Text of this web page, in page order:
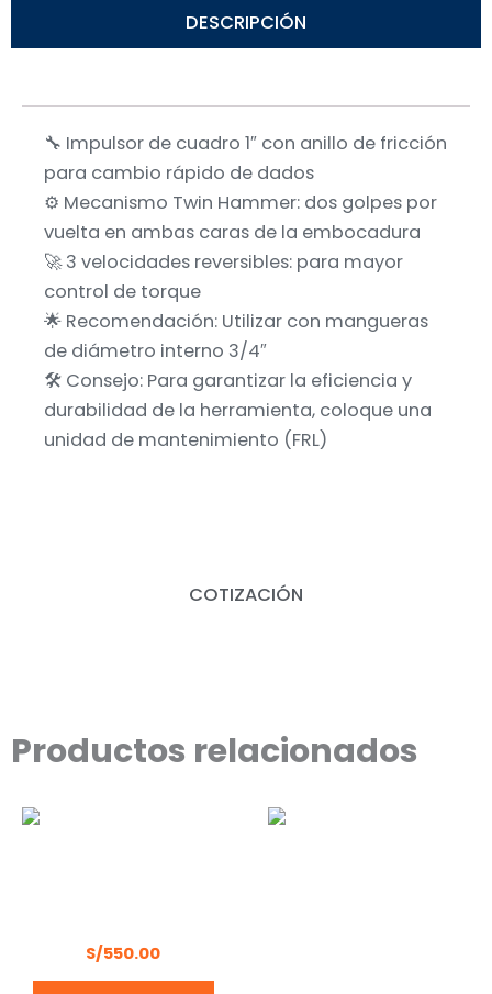
DESCRIPCIÓN
COTIZACIÓN
🔧 Impulsor de cuadro 1″ con anillo de fricción
para cambio rápido de dados
⚙️ Mecanismo Twin Hammer: dos golpes por
vuelta en ambas caras de la embocadura
🚀 3 velocidades reversibles: para mayor
control de torque
🌟 Recomendación: Utilizar con mangueras
de diámetro interno 3/4″
🛠️ Consejo: Para garantizar la eficiencia y
durabilidad de la herramienta, coloque una
unidad de mantenimiento (FRL)
Productos relacionados
S/550.00